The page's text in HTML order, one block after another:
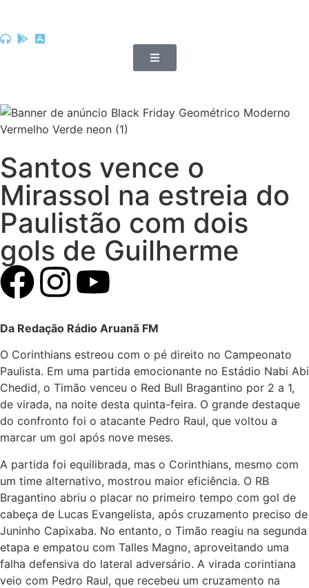
Santos vence o
Mirassol na estreia do
Paulistão com dois
gols de Guilherme
Da Redação Rádio Aruanã FM
O Corinthians estreou com o pé direito no Campeonato
Paulista. Em uma partida emocionante no Estádio Nabi Abi
Chedid, o Timão venceu o Red Bull Bragantino por 2 a 1,
de virada, na noite desta quinta-feira. O grande destaque
do confronto foi o atacante Pedro Raul, que voltou a
marcar um gol após nove meses.
A partida foi equilibrada, mas o Corinthians, mesmo com
um time alternativo, mostrou maior eficiência. O RB
Bragantino abriu o placar no primeiro tempo com gol de
cabeça de Lucas Evangelista, após cruzamento preciso de
Juninho Capixaba. No entanto, o Timão reagiu na segunda
etapa e empatou com Talles Magno, aproveitando uma
falha defensiva do lateral adversário. A virada corintiana
veio com Pedro Raul, que recebeu um cruzamento na